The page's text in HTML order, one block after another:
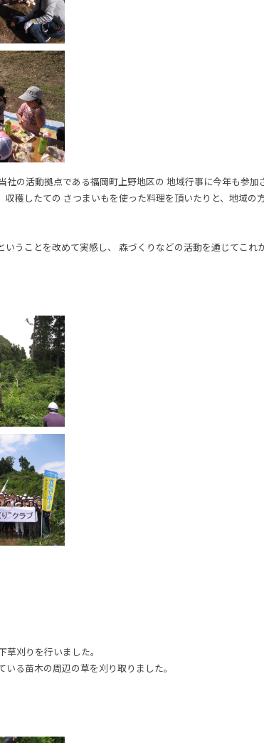
の活動拠点である福岡町上野地区の 地域行事に今年も参加
穫したての さつまいもを使った料理を頂いたりと、地域の
うことを改めて実感し、 森づくりなどの活動を通じてこれ
刈りを行いました。
る苗木の周辺の草を刈り取りました。